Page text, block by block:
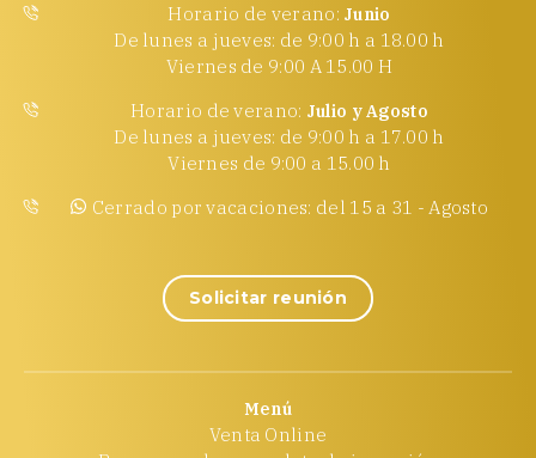
Horario de verano: Junio
De lunes a jueves: de 9:00 h a 18.00 h
Viernes de 9:00 A 15.00 H
Horario de verano: Julio y Agosto
De lunes a jueves: de 9:00 h a 17.00 h
Viernes de 9:00 a 15.00 h
Cerrado por vacaciones: del 15 a 31 - Agosto
Solicitar reunión
Menú
Venta Online